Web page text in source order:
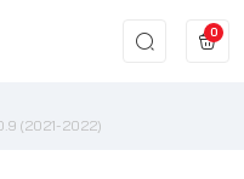
0
(2021-2022)